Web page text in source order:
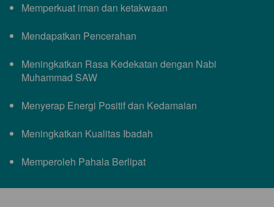
Memperkuat iman dan ketakwaan
Mendapatkan Pencerahan
Meningkatkan Rasa Kedekatan dengan Nabi
Muhammad SAW
Menyerap Energi Positif dan Kedamaian
Meningkatkan Kualitas Ibadah
Memperoleh Pahala Berlipat